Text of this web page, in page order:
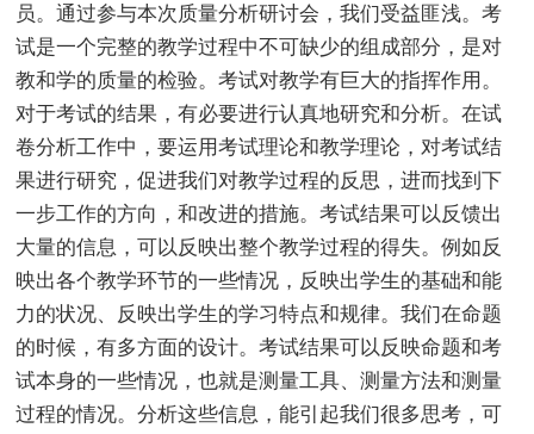
员。通过参与本次质量分析研讨会，我们受益匪浅。考
试是一个完整的教学过程中不可缺少的组成部分，是对
教和学的质量的检验。考试对教学有巨大的指挥作用。
对于考试的结果，有必要进行认真地研究和分析。在试
卷分析工作中，要运用考试理论和教学理论，对考试结
果进行研究，促进我们对教学过程的反思，进而找到下
一步工作的方向，和改进的措施。考试结果可以反馈出
大量的信息，可以反映出整个教学过程的得失。例如反
映出各个教学环节的一些情况，反映出学生的基础和能
力的状况、反映出学生的学习特点和规律。我们在命题
的时候，有多方面的设计。考试结果可以反映命题和考
试本身的一些情况，也就是测量工具、测量方法和测量
过程的情况。分析这些信息，能引起我们很多思考，可